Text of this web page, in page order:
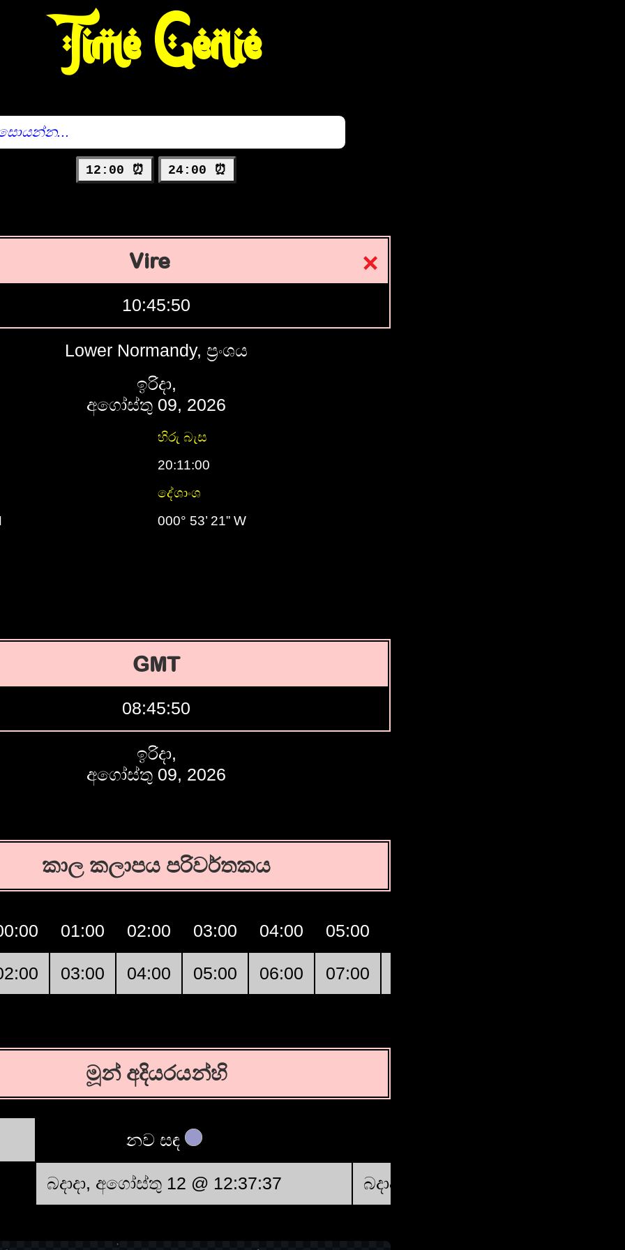
Time Genie
12:00 ⏰ 24:00 ⏰
Vire
10:45:51
Lower Normandy, ප්‍රංශය
ඉරිදා,
අගෝස්තු 09, 2026
හිරු බැස
20:11:00
දේශාංශ
000° 53’ 21” W
GMT
08:45:51
ඉරිදා,
අගෝස්තු 09, 2026
කාල කලාපය පරිවර්තකය
01:00 02:00 03:00 04:00 05:00
03:00 04:00 05:00 06:00 07:00
මූන් අදියරයන්හි
නව සඳ
බදාදා, අගෝස්තු 12 @ 12:37:37 බදාදා, අගෝස්තු 19 @ 21:46:34